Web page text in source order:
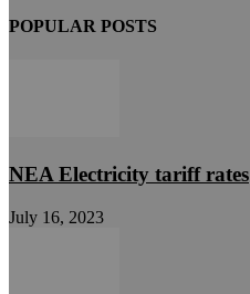
POPULAR POSTS
NEA Electricity tariff rates
July 16, 2023